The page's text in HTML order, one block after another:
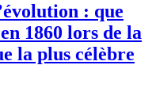
: que
1860 lors de la
la plus célèbre